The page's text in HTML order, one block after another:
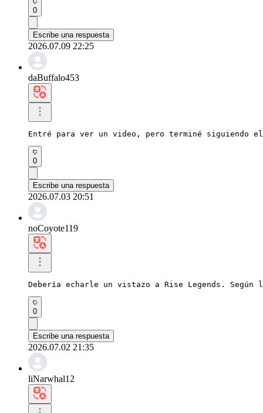
0
Escribe una respuesta
2026.07.09 22:25
daBuffalo453
Entré para ver un video, pero terminé siguiendo
0
Escribe una respuesta
2026.07.03 20:51
noCoyote119
Debería echarle un vistazo a Rise Legends.
0
Escribe una respuesta
2026.07.02 21:35
liNarwhal12